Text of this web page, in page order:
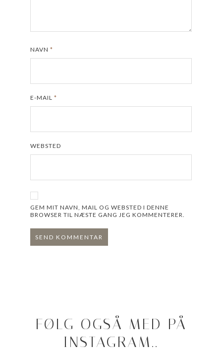
NAVN *
E-MAIL *
WEBSTED
GEM MIT NAVN, MAIL OG WEBSTED I DENNE
BROWSER TIL NÆSTE GANG JEG KOMMENTERER.
FØLG OGSÅ MED PÅ
INSTAGRAM..